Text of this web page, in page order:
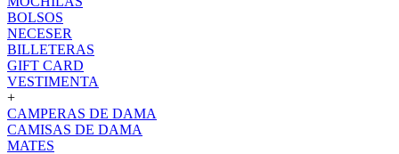
BOLSOS
NECESER
BILLETERAS
GIFT CARD
VESTIMENTA
+
CAMPERAS DE DAMA
CAMISAS DE DAMA
MATES